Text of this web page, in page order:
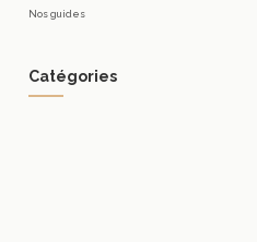
Nos guides
Catégories